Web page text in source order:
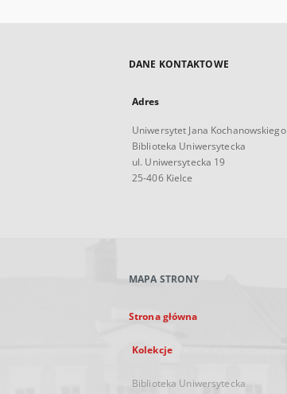
DANE KONTAKTOWE
Adres
Uniwersytet Jana Kochanowskiego
Biblioteka Uniwersytecka
ul. Uniwersytecka 19
25-406 Kielce
MAPA STRONY
Strona główna
Kolekcje
Biblioteka Uniwersytecka